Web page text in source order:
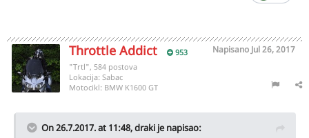
Throttle Addict 953 Napisano Jul 26, 2017
"Trtl", 584 postova
Lokacija: Sabac
Motocikl: BMW K1600 GT
On 26.7.2017. at 11:48,draki je napisao: